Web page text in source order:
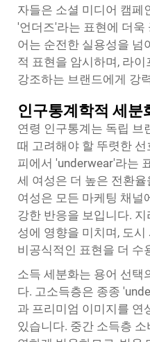
자들은 소셜 미디어 캠페
'언더즈'라는 표현에 더
어는 순전한 실용성을 넘
적 표현을 암시하며, 라
강조하는 브랜드에게 강
인구통계학적 세분
연령 인구통계는 독립 브
때 고려해야 할 뚜렷한
피에서 'underwear'라는
세 여성은 더 높은 전환
여성은 모든 마케팅 채널
강한 반응을 보입니다.
성에 영향을 미치며, 도
비공식적인 표현을 더 수
소득 세분화는 용어 선택
다. 고소득층은 종종
과 프리미엄 이미지를 연
있습니다. 중간 소득층